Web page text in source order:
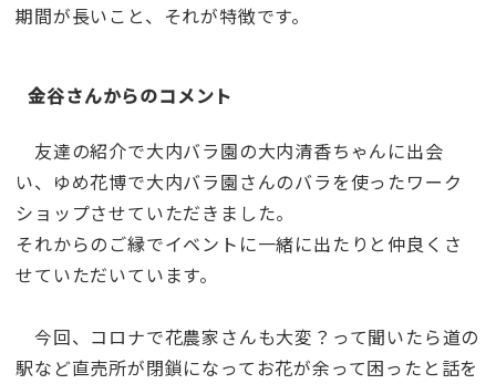
期間が長いこと、それが特徴です。
金谷さんからのコメント
友達の紹介で大内バラ園の大内清香ちゃんに出会
い、ゆめ花博で大内バラ園さんのバラを使ったワーク
ショップさせていただきました。
それからのご縁でイベントに一緒に出たりと仲良くさ
せていただいています。
今回、コロナで花農家さんも大変？って聞いたら道の
駅など直売所が閉鎖になってお花が余って困ったと話を